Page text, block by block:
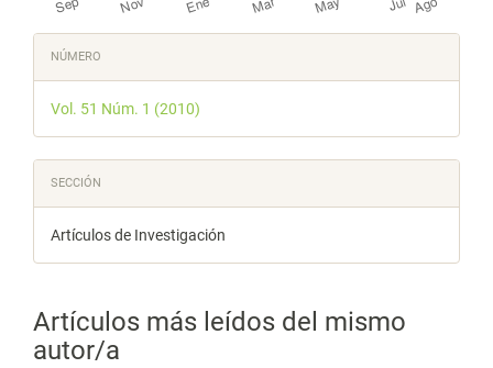
Detalles
del
artículo
NÚMERO
Vol. 51 Núm. 1 (2010)
SECCIÓN
Artículos de Investigación
Artículos más leídos del mismo
autor/a